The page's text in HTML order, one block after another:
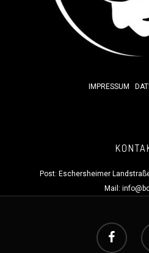
IMPRESSUM
Post: Eschersheimer
Mail: